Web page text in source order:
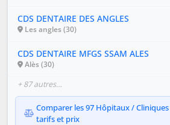
CDS DENTAIRE DES ANGLES
Les angles (30)
CDS DENTAIRE MFGS SSAM ALES
Alès (30)
+ 87 autres…
Comparer les 97 Hôpitaux /
tarifs et prix